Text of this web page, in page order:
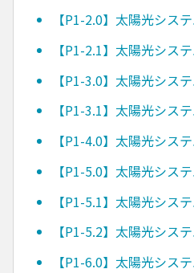
【P1-2.0】太陽光シス
【P1-2.1】太陽光シス
【P1-3.0】太陽光シス
【P1-3.1】太陽光シス
【P1-4.0】太陽光シス
【P1-5.0】太陽光シス
【P1-5.1】太陽光シス
【P1-5.2】太陽光シス
【P1-6.0】太陽光シス